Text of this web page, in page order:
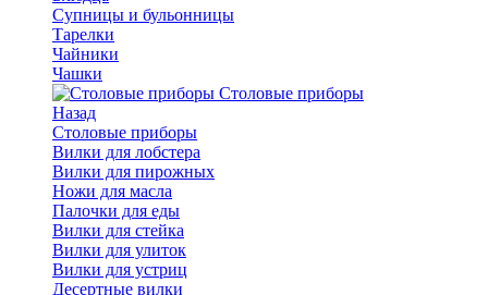
Супницы и бульонницы
Тарелки
Чайники
Чашки
Cтоловые приборы
Назад
Cтоловые приборы
Вилки для лобстера
Вилки для пирожных
Ножи для масла
Палочки для еды
Вилки для стейка
Вилки для улиток
Вилки для устриц
Десертные вилки